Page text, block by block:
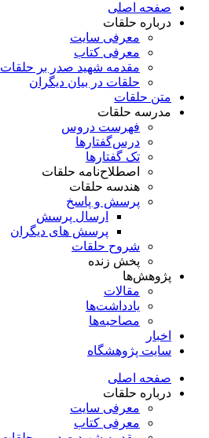
صفحه اصلی
درباره حلقات
معرفی سایت
معرفی کتاب
مقدمه شهید صدر بر حلقات
حلقات در بیان دیگران
متن حلقات
مدرسه حلقات
فهرست دروس
درس‌گفتار‌ها
تک گفتارها
اصطلاح‌نامه حلقات
هندسه حلقات
پرسش و پاسخ
ارسال پرسش
پرسش های دیگران
شروح حلقات
پخش زنده
پژوهش‌ها
مقالات
یادداشت‌ها
مصاحبه‌ها
اخبار
سایت پژوهشگاه
صفحه اصلی
درباره حلقات
معرفی سایت
معرفی کتاب